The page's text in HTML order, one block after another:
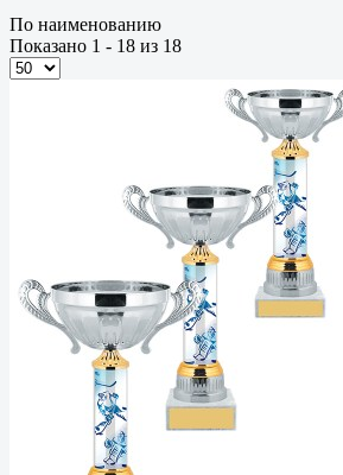
По наименованию
Показано 1 - 18 из 18